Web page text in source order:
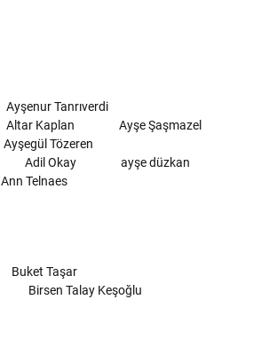
Ayşenur Tanrıverdi
Altar Kaplan
Ayşe Şaşmazel
Ayşegül Tözeren
Adil Okay
ayşe düzkan
Ann Telnaes
Buket Taşar
Birsen Talay Keşoğlu